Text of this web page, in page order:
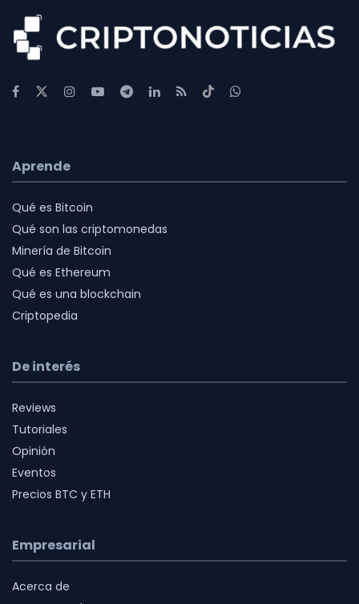
Aprende
Qué es Bitcoin
Qué son las criptomonedas
Minería de Bitcoin
Qué es Ethereum
Qué es una blockchain
Criptopedia
De interés
Reviews
Tutoriales
Opinión
Eventos
Precios BTC y ETH
Empresarial
Acerca de